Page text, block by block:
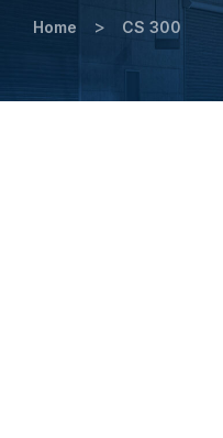
Home > CS 300